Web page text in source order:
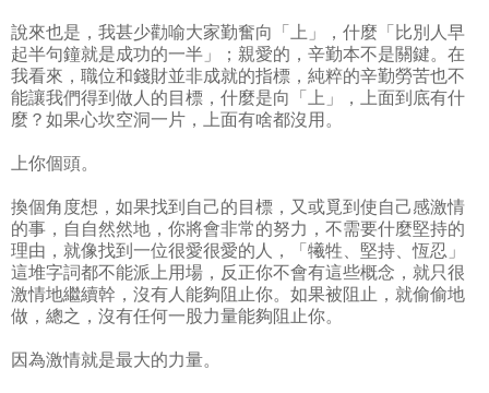
說來也是，我甚少勸喻大家勤奮向「上」，什麼「比別人早
起半句鐘就是成功的一半」；親愛的，辛勤本不是關鍵。在
我看來，職位和錢財並非成就的指標，純粹的辛勤勞苦也不
能讓我們得到做人的目標，什麼是向「上」，上面到底有什
麼？如果心坎空洞一片，上面有啥都沒用。
上你個頭。
換個角度想，如果找到自己的目標，又或覓到使自己感激情
的事，自自然然地，你將會非常的努力，不需要什麼堅持的
理由，就像找到一位很愛很愛的人，「犧牲、堅持、恆忍」
這堆字詞都不能派上用場，反正你不會有這些概念，就只很
激情地繼續幹，沒有人能夠阻止你。如果被阻止，就偷偷地
做，總之，沒有任何一股力量能夠阻止你。
因為激情就是最大的力量。